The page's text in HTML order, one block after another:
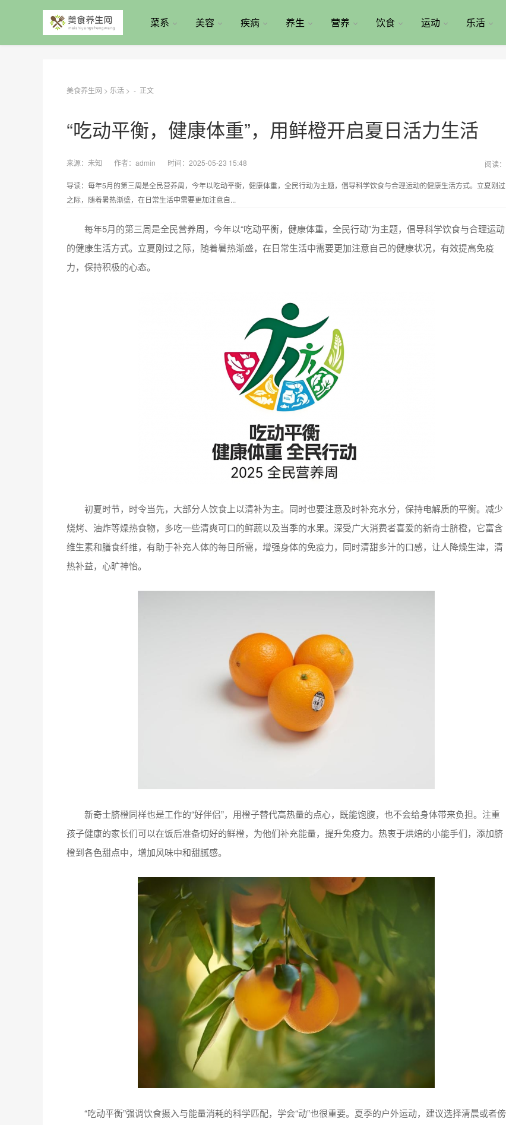
菜系 美容 疾病 养生 营养 饮食 运动 乐活
美食养生网 > 乐活 > - 正文
“吃动平衡，健康体重”，用鲜橙开启夏日活力生活
来源： 未知 作者： admin 时间：2025-05-23 15:48 阅读：
导读：每年5月的第三周是全民营养周，今年以吃动平衡，健康体重，全民行动为主题，倡导科学饮食与合理运动的健康生活方式。立夏刚过
之际，随着暑热渐盛，在日常生活中需要更加注意自...
每年5月的第三周是全民营养周，今年以“吃动平衡，健康体重，全民行动”为主题，倡导科学饮食与合理运动
的健康生活方式。立夏刚过之际，随着暑热渐盛，在日常生活中需要更加注意自己的健康状况，有效提高免疫
力，保持积极的心态。
初夏时节，时令当先，大部分人饮食上以清补为主。同时也要注意及时补充水分，保持电解质的平衡。减少
烧烤、油炸等燥热食物，多吃一些清爽可口的鲜蔬以及当季的水果。深受广大消费者喜爱的新奇士脐橙，它富含
维生素和膳食纤维，有助于补充人体的每日所需，增强身体的免疫力，同时清甜多汁的口感，让人降燥生津，清
热补益，心旷神怡。
新奇士脐橙同样也是工作的“好伴侣”，用橙子替代高热量的点心，既能饱腹，也不会给身体带来负担。注重
孩子健康的家长们可以在饭后准备切好的鲜橙，为他们补充能量，提升免疫力。热衷于烘焙的小能手们，添加脐
橙到各色甜点中，增加风味中和甜腻感。
“吃动平衡”强调饮食摄入与能量消耗的科学匹配，学会“动”也很重要。夏季的户外运动，建议选择清晨或者傍